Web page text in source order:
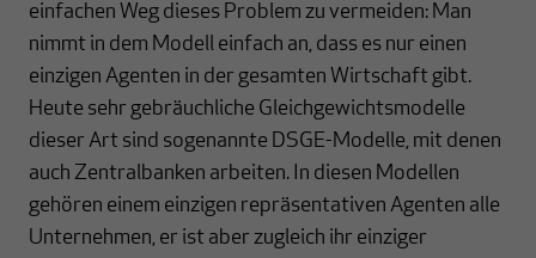
einfachen Weg dieses Problem zu vermeiden: Man
nimmt in dem Modell einfach an, dass es nur einen
einzigen Agenten in der gesamten Wirtschaft gibt.
Heute sehr gebräuchliche Gleichgewichtsmodelle
dieser Art sind sogenannte DSGE-Modelle, mit denen
auch Zentralbanken arbeiten. In diesen Modellen
gehören einem einzigen repräsentativen Agenten alle
Unternehmen, er ist aber zugleich ihr einziger